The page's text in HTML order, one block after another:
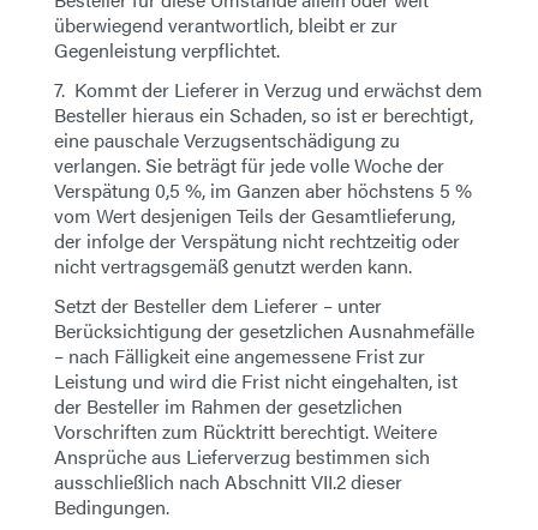
überwiegend verantwortlich, bleibt er zur
Gegenleistung verpflichtet.
7. Kommt der Lieferer in Verzug und erwächst dem
Besteller hieraus ein Schaden, so ist er berechtigt,
eine pauschale Verzugsentschädigung zu
verlangen. Sie beträgt für jede volle Woche der
Verspätung 0,5 %, im Ganzen aber höchstens 5 %
vom Wert desjenigen Teils der Gesamtlieferung,
der infolge der Verspätung nicht rechtzeitig oder
nicht vertragsgemäß genutzt werden kann.
Setzt der Besteller dem Lieferer – unter
Berücksichtigung der gesetzlichen Ausnahmefälle
– nach Fälligkeit eine angemessene Frist zur
Leistung und wird die Frist nicht eingehalten, ist
der Besteller im Rahmen der gesetzlichen
Vorschriften zum Rücktritt berechtigt. Weitere
Ansprüche aus Lieferverzug bestimmen sich
ausschließlich nach Abschnitt VII.2 dieser
Bedingungen.